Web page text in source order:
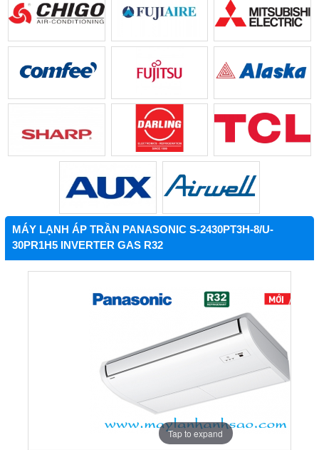
MÁY LẠNH ÁP TRẦN PANASONIC S-2430PT3H-8/U-
30PR1H5 INVERTER GAS R32
Tap to expand